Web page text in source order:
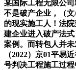
某国际工程无限公
不是破产企业，（
的现实施工人！法
建企业进入破产法
案例。而转包人并
（2022）京01平易
号判决工程施工过